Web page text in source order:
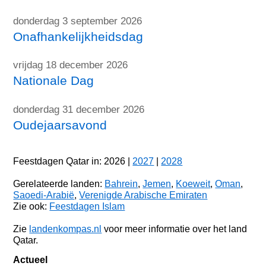
donderdag 3 september 2026
Onafhankelijkheidsdag
vrijdag 18 december 2026
Nationale Dag
donderdag 31 december 2026
Oudejaarsavond
Feestdagen Qatar in: 2026 | 2027 | 2028
Gerelateerde landen: Bahrein,Jemen, Koeweit,Oman,
Saoedi-Arabië,Verenigde Arabische Emiraten
Zie ook: Feestdagen Islam
Zie landenkompas.nl voor meer informatie over het land
Qatar.
Actueel